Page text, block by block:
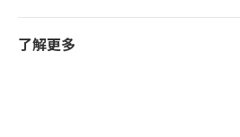
了解更多